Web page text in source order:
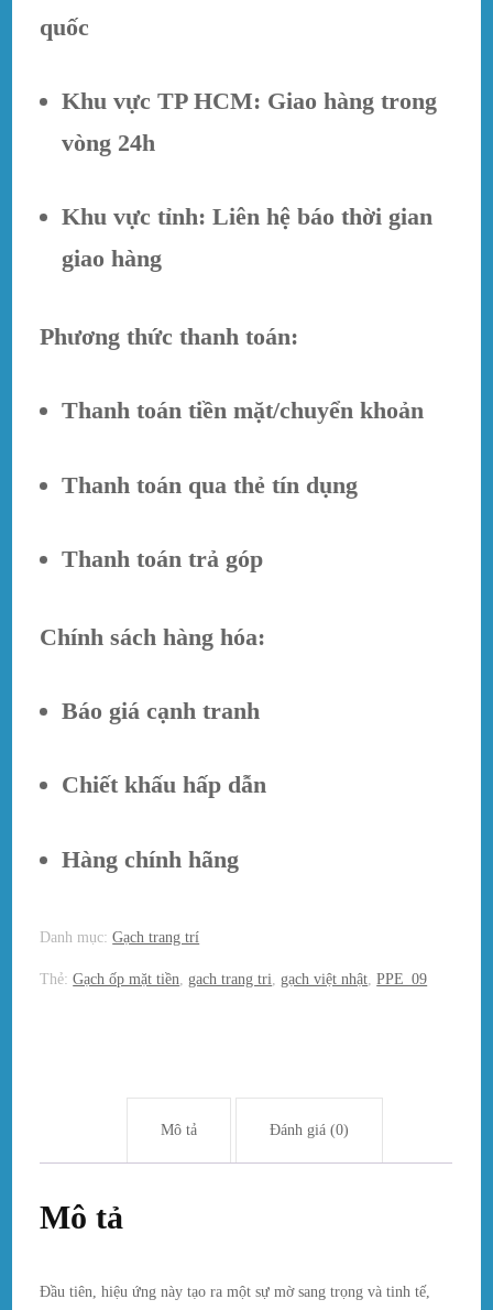
quốc
Khu vực TP HCM: Giao hàng trong
vòng 24h
Khu vực tỉnh: Liên hệ báo thời gian
giao hàng
Phương thức thanh toán:
Thanh toán tiền mặt/chuyển khoản
Thanh toán qua thẻ tín dụng
Thanh toán trả góp
Chính sách hàng hóa:
Báo giá cạnh tranh
Chiết khấu hấp dẫn
Hàng chính hãng
Danh mục:Gạch trang trí
Thẻ:Gạch ốp mặt tiền gach trang tri gạch việt nhật ,PPE_09
Mô tả Đánh giá (0)
Mô tả
Đầu tiên, hiệu ứng này tạo ra một sự mờ sang trọng và tinh tế,